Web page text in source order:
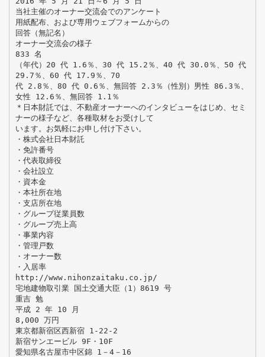
当社主催のオーナー交流会でのアンケート
用紙配布、および専用ウェブフォームからの
回答（無記名）
オーナー交流会の様子
833 名
（年代）20 代 1.6％、30 代 15.2％、40 代 30.0％、50 代
29.7％、60 代 17.9％、70
代 2.8％、80 代 0.6％、無回答 2.3％（性別）男性 86.3％、
女性 12.6％、無回答 1.1％
＊日本財託では、不動産オーナーへのインタビューをはじめ、セミ
ナーの様子など、各種取材をお受けして
います。お気軽にお申し付け下さい。
・株式会社日本財託
・免許番号
・代表取締役
・会社設立
・資本金
・本社所在地
・支店所在地
・グループ従業員数
・グループ売上高
・事業内容
・管理戸数
・オーナー数
・入居率
http://www.nihonzaitaku.co.jp/
宅地建物取引業 国土交通大臣（1）8619 号
重吉 勉
平成 2 年 10 月
8,000 万円
東京都新宿区西新宿 1-22-2
新宿サンエービル 9F・10F
愛知県名古屋市中区錦 1－4－16